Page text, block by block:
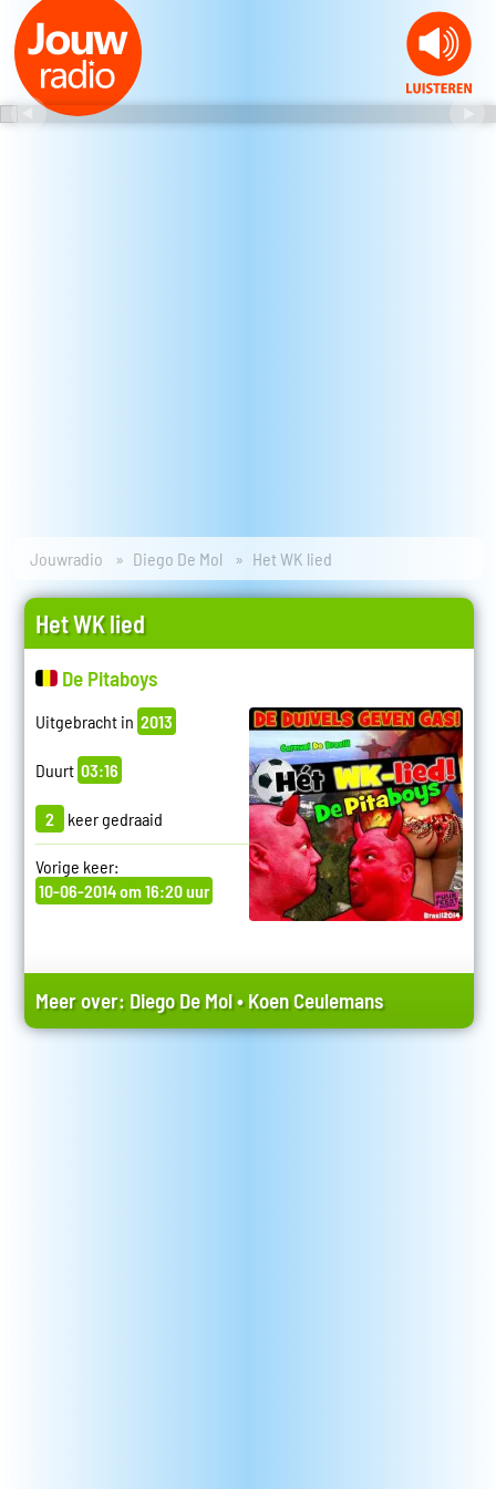
Jouwradio Diego De Mol Het WK lied
Het WK lied
De Pitaboys
Uitgebracht in 2013
Duurt 03:16
2 keer gedraaid
Vorige keer:
10-06-2014 om 16:20 uur
Meer over: Diego De Mol•Koen Ceulemans